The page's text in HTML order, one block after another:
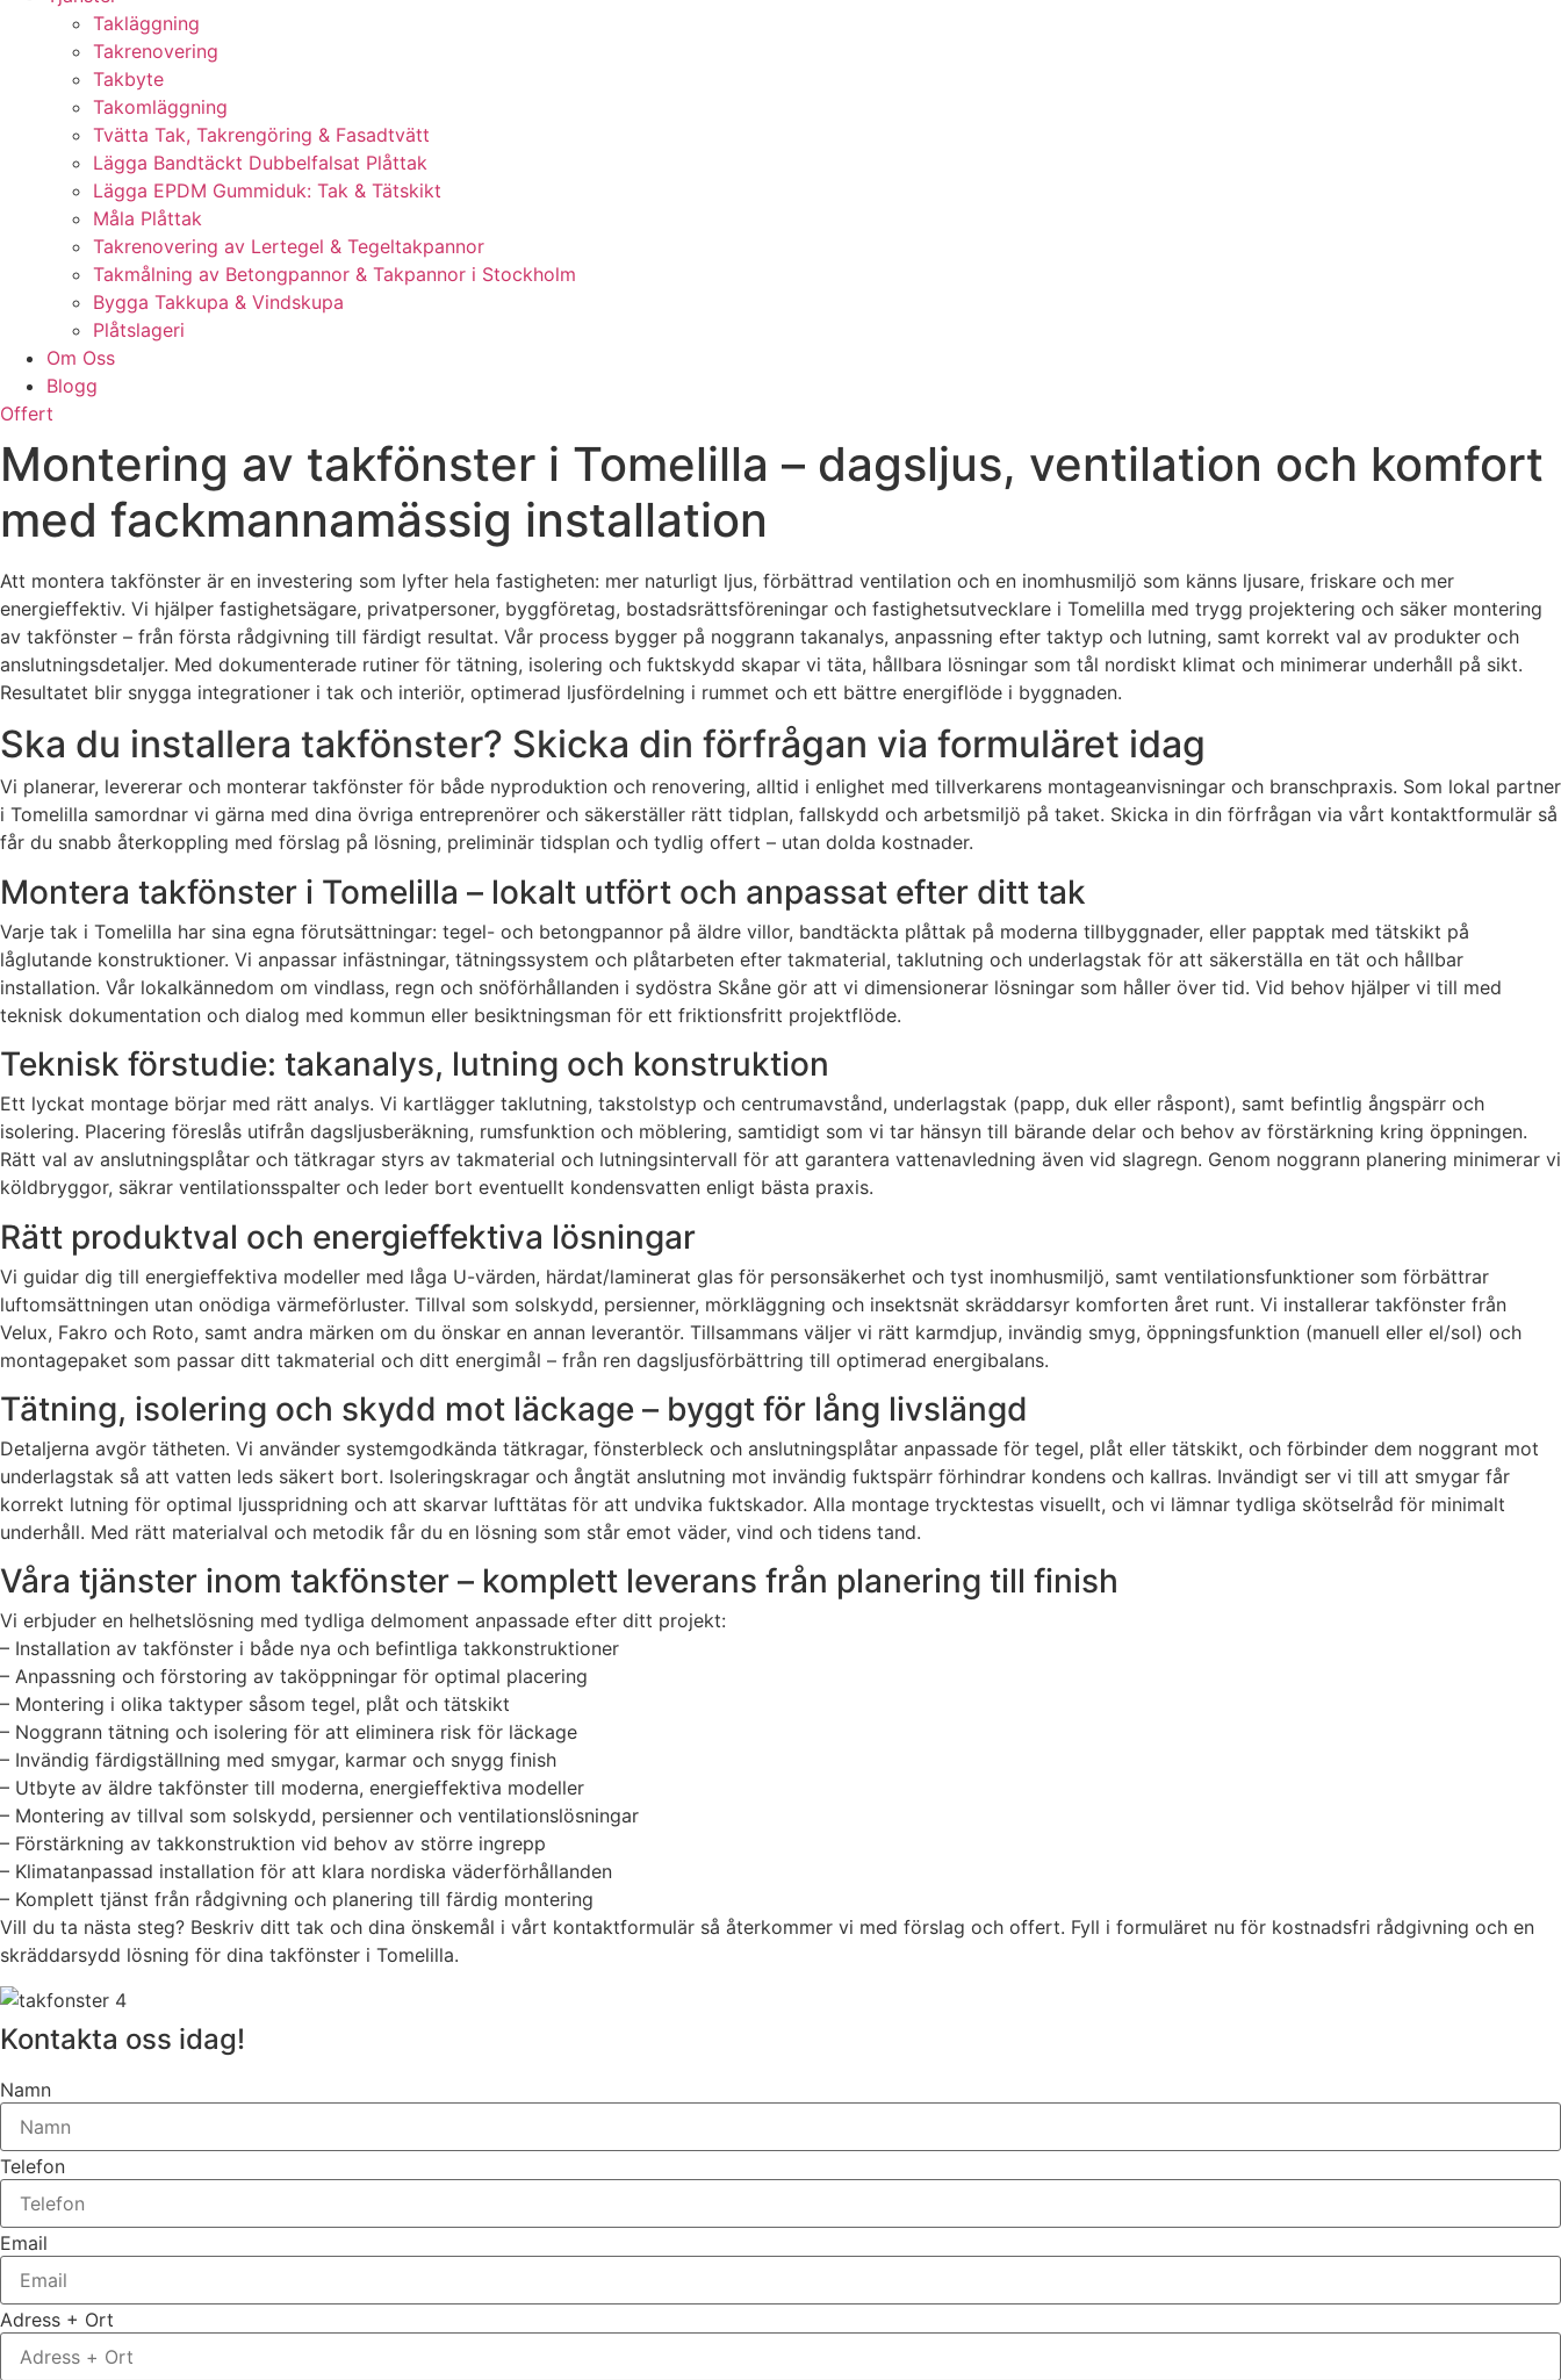
Takläggning
Takrenovering
Takbyte
Takomläggning
Tvätta Tak, Takrengöring & Fasadtvätt
Lägga Bandtäckt Dubbelfalsat Plåttak
Lägga EPDM Gummiduk: Tak & Tätskikt
Måla Plåttak
Takrenovering av Lertegel & Tegeltakpannor
Takmålning av Betongpannor & Takpannor i Stockholm
Bygga Takkupa & Vindskupa
Plåtslageri
Om Oss
Blogg
Offert
Montering av takfönster i Tomelilla – dagsljus, ventilation och komfort
med fackmannamässig installation
Att montera takfönster är en investering som lyfter hela fastigheten: mer naturligt ljus, förbättrad ventilation och en inomhusmiljö som känns ljusare, friskare och mer
energieffektiv. Vi hjälper fastighetsägare, privatpersoner, byggföretag, bostadsrättsföreningar och fastighetsutvecklare i Tomelilla med trygg projektering och säker montering
av takfönster – från första rådgivning till färdigt resultat. Vår process bygger på noggrann takanalys, anpassning efter taktyp och lutning, samt korrekt val av produkter och
anslutningsdetaljer. Med dokumenterade rutiner för tätning, isolering och fuktskydd skapar vi täta, hållbara lösningar som tål nordiskt klimat och minimerar underhåll på sikt.
Resultatet blir snygga integrationer i tak och interiör, optimerad ljusfördelning i rummet och ett bättre energiflöde i byggnaden.
Ska du installera takfönster? Skicka din förfrågan via formuläret idag
Vi planerar, levererar och monterar takfönster för både nyproduktion och renovering, alltid i enlighet med tillverkarens montageanvisningar och branschpraxis. Som lokal partner
i Tomelilla samordnar vi gärna med dina övriga entreprenörer och säkerställer rätt tidplan, fallskydd och arbetsmiljö på taket. Skicka in din förfrågan via vårt kontaktformulär så
får du snabb återkoppling med förslag på lösning, preliminär tidsplan och tydlig offert – utan dolda kostnader.
Montera takfönster i Tomelilla – lokalt utfört och anpassat efter ditt tak
Varje tak i Tomelilla har sina egna förutsättningar: tegel- och betongpannor på äldre villor, bandtäckta plåttak på moderna tillbyggnader, eller papptak med tätskikt på
låglutande konstruktioner. Vi anpassar infästningar, tätningssystem och plåtarbeten efter takmaterial, taklutning och underlagstak för att säkerställa en tät och hållbar
installation. Vår lokalkännedom om vindlass, regn och snöförhållanden i sydöstra Skåne gör att vi dimensionerar lösningar som håller över tid. Vid behov hjälper vi till med
teknisk dokumentation och dialog med kommun eller besiktningsman för ett friktionsfritt projektflöde.
Teknisk förstudie: takanalys, lutning och konstruktion
Ett lyckat montage börjar med rätt analys. Vi kartlägger taklutning, takstolstyp och centrumavstånd, underlagstak (papp, duk eller råspont), samt befintlig ångspärr och
isolering. Placering föreslås utifrån dagsljusberäkning, rumsfunktion och möblering, samtidigt som vi tar hänsyn till bärande delar och behov av förstärkning kring öppningen.
Rätt val av anslutningsplåtar och tätkragar styrs av takmaterial och lutningsintervall för att garantera vattenavledning även vid slagregn. Genom noggrann planering minimerar vi
köldbryggor, säkrar ventilationsspalter och leder bort eventuellt kondensvatten enligt bästa praxis.
Rätt produktval och energieffektiva lösningar
Vi guidar dig till energieffektiva modeller med låga U-värden, härdat/laminerat glas för personsäkerhet och tyst inomhusmiljö, samt ventilationsfunktioner som förbättrar
luftomsättningen utan onödiga värmeförluster. Tillval som solskydd, persienner, mörkläggning och insektsnät skräddarsyr komforten året runt. Vi installerar takfönster från
Velux, Fakro och Roto, samt andra märken om du önskar en annan leverantör. Tillsammans väljer vi rätt karmdjup, invändig smyg, öppningsfunktion (manuell eller el/sol) och
montagepaket som passar ditt takmaterial och ditt energimål – från ren dagsljusförbättring till optimerad energibalans.
Tätning, isolering och skydd mot läckage – byggt för lång livslängd
Detaljerna avgör tätheten. Vi använder systemgodkända tätkragar, fönsterbleck och anslutningsplåtar anpassade för tegel, plåt eller tätskikt, och förbinder dem noggrant mot
underlagstak så att vatten leds säkert bort. Isoleringskragar och ångtät anslutning mot invändig fuktspärr förhindrar kondens och kallras. Invändigt ser vi till att smygar får
korrekt lutning för optimal ljusspridning och att skarvar lufttätas för att undvika fuktskador. Alla montage trycktestas visuellt, och vi lämnar tydliga skötselråd för minimalt
underhåll. Med rätt materialval och metodik får du en lösning som står emot väder, vind och tidens tand.
Våra tjänster inom takfönster – komplett leverans från planering till finish
Vi erbjuder en helhetslösning med tydliga delmoment anpassade efter ditt projekt:
– Installation av takfönster i både nya och befintliga takkonstruktioner
– Anpassning och förstoring av taköppningar för optimal placering
– Montering i olika taktyper såsom tegel, plåt och tätskikt
– Noggrann tätning och isolering för att eliminera risk för läckage
– Invändig färdigställning med smygar, karmar och snygg finish
– Utbyte av äldre takfönster till moderna, energieffektiva modeller
– Montering av tillval som solskydd, persienner och ventilationslösningar
– Förstärkning av takkonstruktion vid behov av större ingrepp
– Klimatanpassad installation för att klara nordiska väderförhållanden
– Komplett tjänst från rådgivning och planering till färdig montering
Vill du ta nästa steg? Beskriv ditt tak och dina önskemål i vårt kontaktformulär så återkommer vi med förslag och offert. Fyll i formuläret nu för kostnadsfri rådgivning och en
skräddarsydd lösning för dina takfönster i Tomelilla.
Kontakta oss idag!
Namn
Telefon
Email
Adress + Ort